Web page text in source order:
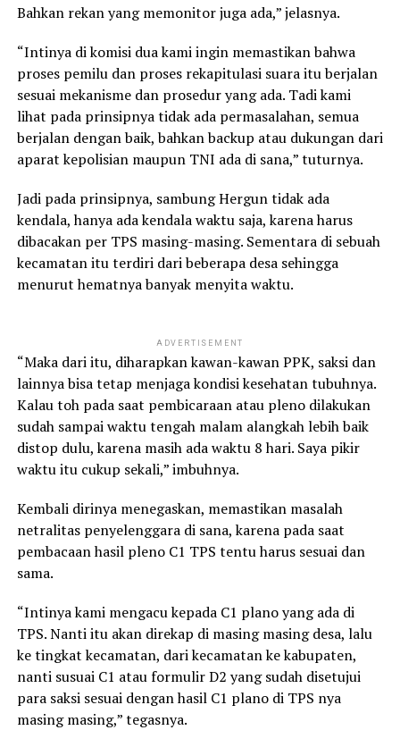
Bahkan rekan yang memonitor juga ada,” jelasnya.
“Intinya di komisi dua kami ingin memastikan bahwa
proses pemilu dan proses rekapitulasi suara itu berjalan
sesuai mekanisme dan prosedur yang ada. Tadi kami
lihat pada prinsipnya tidak ada permasalahan, semua
berjalan dengan baik, bahkan backup atau dukungan dari
aparat kepolisian maupun TNI ada di sana,” tuturnya.
Jadi pada prinsipnya, sambung Hergun tidak ada
kendala, hanya ada kendala waktu saja, karena harus
dibacakan per TPS masing-masing. Sementara di sebuah
kecamatan itu terdiri dari beberapa desa sehingga
menurut hematnya banyak menyita waktu.
ADVERTISEMENT
“Maka dari itu, diharapkan kawan-kawan PPK, saksi dan
lainnya bisa tetap menjaga kondisi kesehatan tubuhnya.
Kalau toh pada saat pembicaraan atau pleno dilakukan
sudah sampai waktu tengah malam alangkah lebih baik
distop dulu, karena masih ada waktu 8 hari. Saya pikir
waktu itu cukup sekali,” imbuhnya.
Kembali dirinya menegaskan, memastikan masalah
netralitas penyelenggara di sana, karena pada saat
pembacaan hasil pleno C1 TPS tentu harus sesuai dan
sama.
“Intinya kami mengacu kepada C1 plano yang ada di
TPS. Nanti itu akan direkap di masing masing desa, lalu
ke tingkat kecamatan, dari kecamatan ke kabupaten,
nanti susuai C1 atau formulir D2 yang sudah disetujui
para saksi sesuai dengan hasil C1 plano di TPS nya
masing masing,” tegasnya.